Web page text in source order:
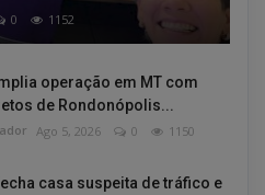
0 1152
operação em MT com
de Rondonópolis...
Ago 5, 2026 0 1150
casa suspeita de tráfico e